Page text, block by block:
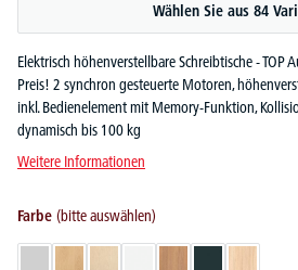
Wählen Sie aus 84
Elektrisch höhenverstellbare Schreibtische - TOP
Preis! 2 synchron gesteuerte Motoren,
inkl. Bedienelement mit Memory-Funktion,
dynamisch bis 100 kg
Weitere Informationen
Farbe (bitte auswählen)